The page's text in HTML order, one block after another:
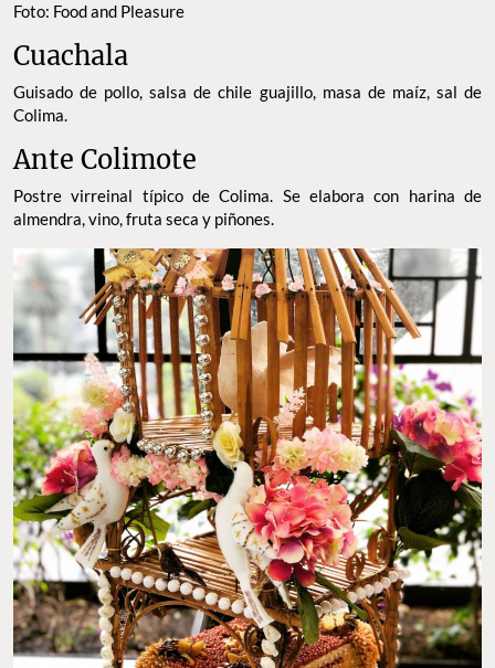
Foto: Food and Pleasure
Cuachala
Guisado de pollo, salsa de chile guajillo, masa de maíz, sal de
Colima.
Ante Colimote
Postre virreinal típico de Colima. Se elabora con harina de
almendra, vino, fruta seca y piñones.